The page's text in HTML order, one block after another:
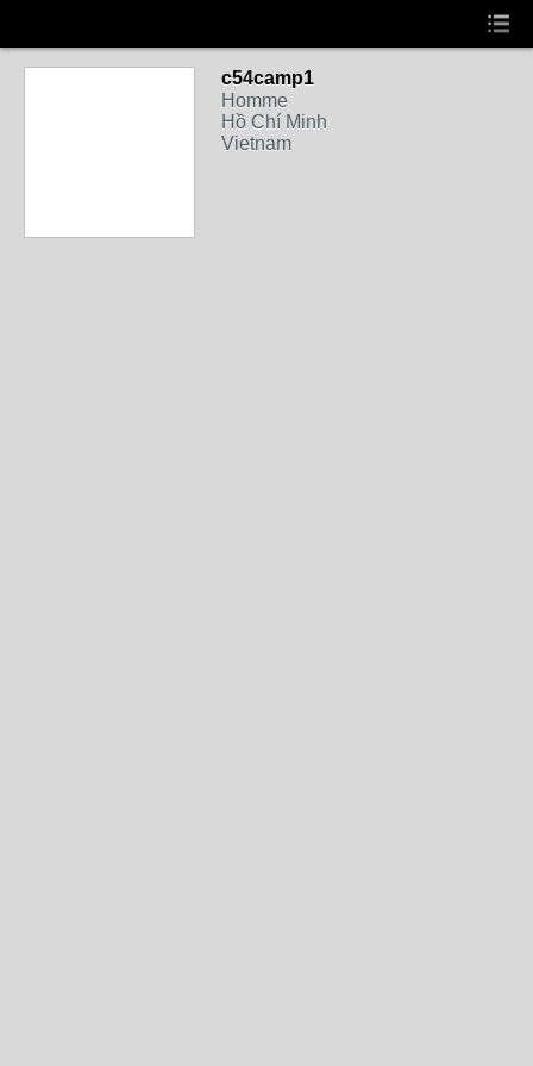
c54camp1
Homme
Hồ Chí Minh
Vietnam